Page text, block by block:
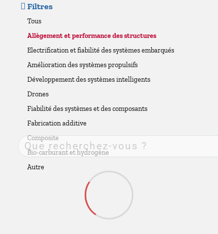
Filtres
Tous
Allègement et performance des structures
Electrification et fiabilité des systèmes embarqués
Amélioration des systèmes propulsifs
Développement des systèmes intelligents
Drones
Fiabilité des systèmes et des composants
Fabrication additive
Composite
Bio-carburant et hydrogène
Autre